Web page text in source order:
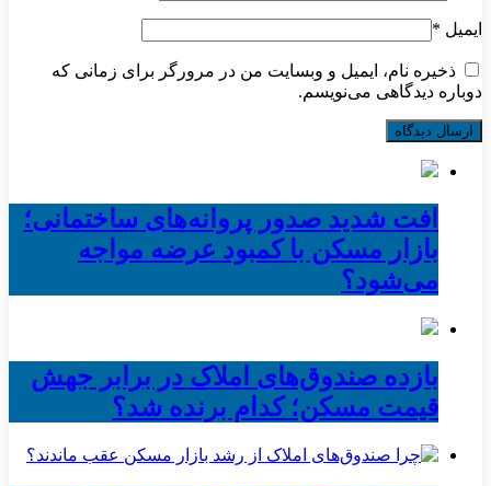
ایمیل *
ذخیره نام، ایمیل و وبسایت من در مرورگر برای زمانی که
دوباره دیدگاهی می‌نویسم.
افت شدید صدور پروانه‌های ساختمانی؛
بازار مسکن با کمبود عرضه مواجه
می‌شود؟
بازده صندوق‌های املاک در برابر جهش
قیمت مسکن؛ کدام برنده شد؟